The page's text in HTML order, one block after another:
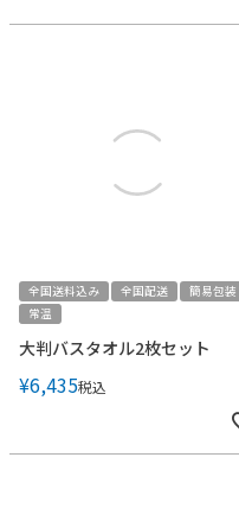
全国送料込み 全国配送
簡易包装
常温
大判バスタオル2枚セット
¥6,435税込